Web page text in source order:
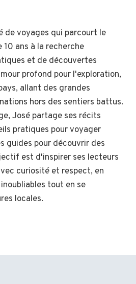
de voyages qui parcourt le
10 ans à la recherche
et de découvertes
profond pour l'exploration,
allant des grandes
hors des sentiers battus.
José partage ses récits
pratiques pour voyager
guides pour découvrir des
est d'inspirer ses lecteurs
curiosité et respect, en
tout en se
locales.